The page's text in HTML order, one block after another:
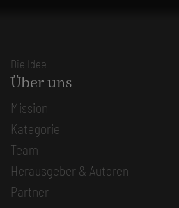
Die Idee
Über uns
Mission
Kategorie
Team
Herausgeber & Autoren
Partner